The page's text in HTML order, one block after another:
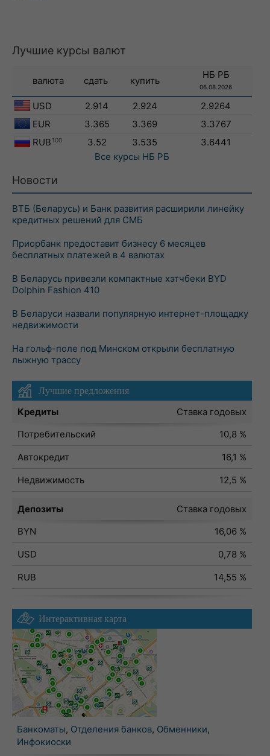
Лучшие курсы валют
валюта сдать купить
НБ РБ
06.08.2026
USD 2.914 2.924
2.9264
EUR
3.365 3.369
3.3767
RUB 100 3.52 3.535
3.6441
Все курсы НБ РБ
Новости
ВТБ (Беларусь) и Банк развития расширили линейку
кредитных решений для СМБ
Приорбанк предоставит бизнесу 6 месяцев
бесплатных платежей в 4 валютах
В Беларусь привезли компактные хэтчбеки BYD
Dolphin Fashion 410
В Беларуси назвали популярную интернет-площадку
недвижимости
На гольф-поле под Минском открыли бесплатную
лыжную трассу
Лучшие предложения
Кредиты
Ставка годовых
Потребительский
10,8 %
Автокредит
16,1 %
Недвижимость
12,5 %
Депозиты
Ставка годовых
BYN
16,06 %
USD
0,78 %
RUB
14,55 %
Интерактивная карта
Банкоматы, Отделения банков, Обменники,
Инфокиоски